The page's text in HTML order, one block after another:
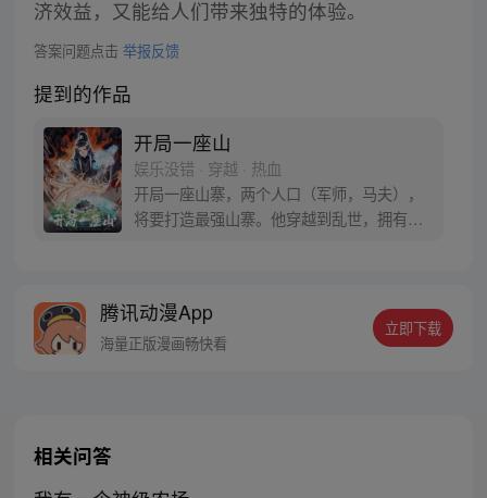
济效益，又能给人们带来独特的体验。
答案问题点击 举报反馈
提到的作品
开局一座山
娱乐没错 · 穿越 · 热血
开局一座山寨，两个人口（军师，马夫），
将要打造最强山寨。他穿越到乱世，拥有一
名震古今，问一声：王侯将相，宁有种乎！
腾讯动漫App
海量正版漫画畅快看
立即下载
相关问答